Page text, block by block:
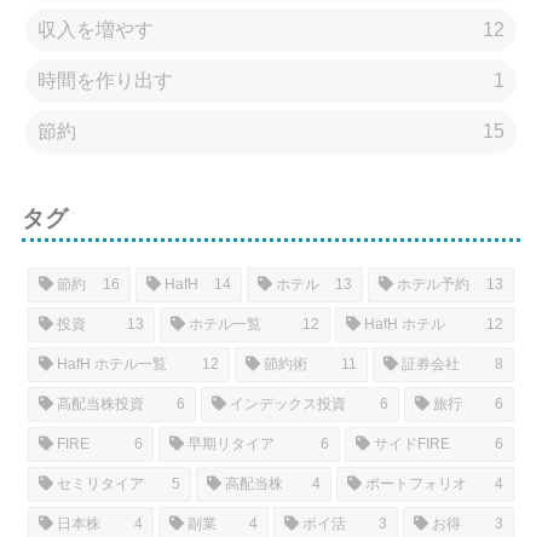
収入を増やす 12
時間を作り出す 1
節約 15
タグ
節約 16 HafH 14 ホテル 13 ホテル予約 13
投資 13 ホテル一覧 12 HafH ホテル 12
HafH ホテル一覧 12 節約術 11 証券会社 8
高配当株投資 6 インデックス投資 6 旅行 6
FIRE 6 早期リタイア 6 サイドFIRE 6
セミリタイア 5 高配当株 4 ポートフォリオ 4
日本株 4 副業 4 ポイ活 3 お得 3